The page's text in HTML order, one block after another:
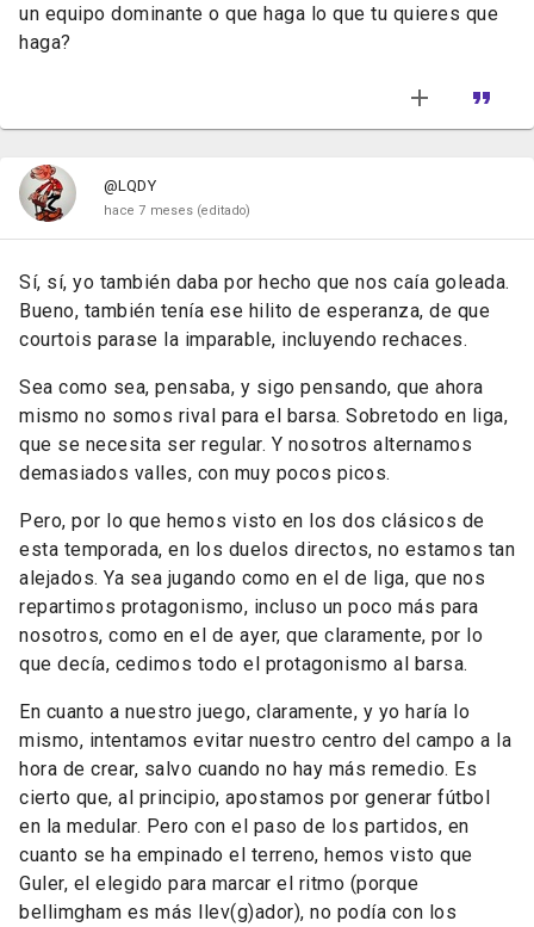
un equipo dominante o que haga lo que tu quieres que
haga?
@LQDY
hace 7 meses (editado)
Sí, sí, yo también daba por hecho que nos caía goleada.
Bueno, también tenía ese hilito de esperanza, de que
courtois parase la imparable, incluyendo rechaces.
Sea como sea, pensaba, y sigo pensando, que ahora
mismo no somos rival para el barsa. Sobretodo en liga,
que se necesita ser regular. Y nosotros alternamos
demasiados valles, con muy pocos picos.
Pero, por lo que hemos visto en los dos clásicos de
esta temporada, en los duelos directos, no estamos tan
alejados. Ya sea jugando como en el de liga, que nos
repartimos protagonismo, incluso un poco más para
nosotros, como en el de ayer, que claramente, por lo
que decía, cedimos todo el protagonismo al barsa.
En cuanto a nuestro juego, claramente, y yo haría lo
mismo, intentamos evitar nuestro centro del campo a la
hora de crear, salvo cuando no hay más remedio. Es
cierto que, al principio, apostamos por generar fútbol
en la medular. Pero con el paso de los partidos, en
cuanto se ha empinado el terreno, hemos visto que
Guler, el elegido para marcar el ritmo (porque
bellimgham es más llev(g)ador), no podía con los